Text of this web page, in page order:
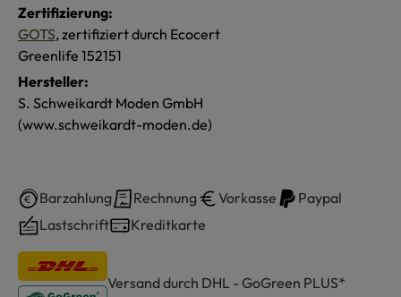
Zertifizierung:
GOTS, zertifiziert durch Ecocert
Greenlife 152151
Hersteller:
S. Schweikardt Moden GmbH
(www.schweikardt-moden.de)
Barzahlung Rechnung Vorkasse
Paypal
Lastschrift
Kreditkarte
Versand durch DHL - GoGreen PLUS*